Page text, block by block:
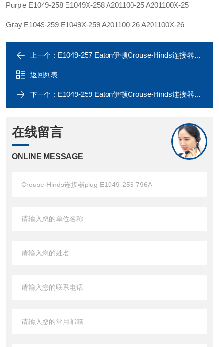
Purple E1049-258 E1049X-258 A201100-25 A201100X-25
Gray E1049-259 E1049X-259 A201100-26 A201100X-26
上一个： E1049-257 Eaton伊顿Crouse-Hinds连接器plug E1049-256 796A
返回列表
下一个： E1049-259 Eaton伊顿Crouse-Hinds连接器plug E1049-258 796A
在线留言
ONLINE MESSAGE